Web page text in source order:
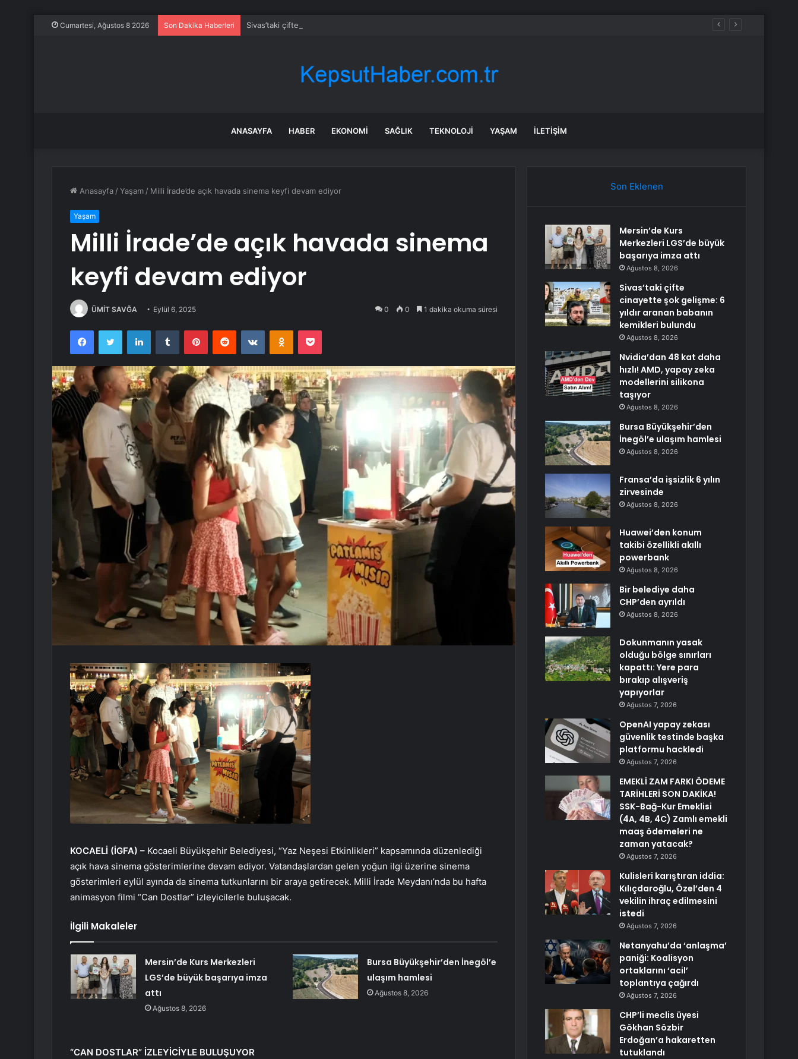
Cumartesi, Ağustos 8 2026 Son Dakika Haberleri Sivas’taki çifte cinayette şok gelişme: 6 yıldır aranan babanın kemikleri bulundu
ANASAYFA HABER EKONOMI SAĞLIK TEKNOLOJI YAŞAM İLETIŞIM
Anasayfa /Yaşam / Milli İrade’de açık havada sinema keyfi devam ediyor
Yaşam
Milli İrade’de açık havada sinema
keyfi devam ediyor
ÜMİT SAVĞA Eylül 6, 2025 0 0 1 dakika okuma süresi
FacebookTwitter LinkedInTumblr PinterestReddit VKontakteOdnoklassniki
Pocket
KOCAELİ (İGFA) – Kocaeli Büyükşehir Belediyesi, “Yaz Neşesi Etkinlikleri” kapsamında düzenlediği
açık hava sinema gösterimlerine devam ediyor. Vatandaşlardan gelen yoğun ilgi üzerine sinema
gösterimleri eylül ayında da sinema tutkunlarını bir araya getirecek. Milli İrade Meydanı’nda bu hafta
animasyon filmi “Can Dostlar” izleyicilerle buluşacak.
İlgili Makaleler
Mersin’de Kurs Merkezleri
LGS’de büyük başarıya imza
attı
Ağustos 8, 2026
Bursa Büyükşehir’den İnegöl’e
ulaşım hamlesi
Ağustos 8, 2026
“CAN DOSTLAR” İZLEYİCİYLE BULUŞUYOR
Son Eklenen
Mersin’de Kurs
Merkezleri LGS’de büyük
başarıya imza attı
Ağustos 8, 2026
Sivas’taki çifte
cinayette şok gelişme: 6
yıldır aranan babanın
kemikleri bulundu
Ağustos 8, 2026
Nvidia’dan 48 kat daha
hızlı! AMD, yapay zeka
modellerini silikona
taşıyor
Ağustos 8, 2026
Bursa Büyükşehir’den
İnegöl’e ulaşım hamlesi
Ağustos 8, 2026
Fransa’da işsizlik 6 yılın
zirvesinde
Ağustos 8, 2026
Huawei’den konum
takibi özellikli akıllı
powerbank
Ağustos 8, 2026
Bir belediye daha
CHP’den ayrıldı
Ağustos 8, 2026
Dokunmanın yasak
olduğu bölge sınırları
kapattı: Yere para
bırakıp alışveriş
yapıyorlar
Ağustos 7, 2026
OpenAI yapay zekası
güvenlik testinde başka
platformu hackledi
Ağustos 7, 2026
EMEKLİ ZAM FARKI ÖDEME
TARİHLERİ SON DAKİKA!
SSK-Bağ-Kur Emeklisi
(4A, 4B, 4C) Zamlı emekli
maaş ödemeleri ne
zaman yatacak?
Ağustos 7, 2026
Kulisleri karıştıran iddia:
Kılıçdaroğlu, Özel’den 4
vekilin ihraç edilmesini
istedi
Ağustos 7, 2026
Netanyahu’da ‘anlaşma’
paniği: Koalisyon
ortaklarını ‘acil’
toplantıya çağırdı
Ağustos 7, 2026
CHP’li meclis üyesi
Gökhan Sözbir
Erdoğan’a hakaretten
tutuklandı